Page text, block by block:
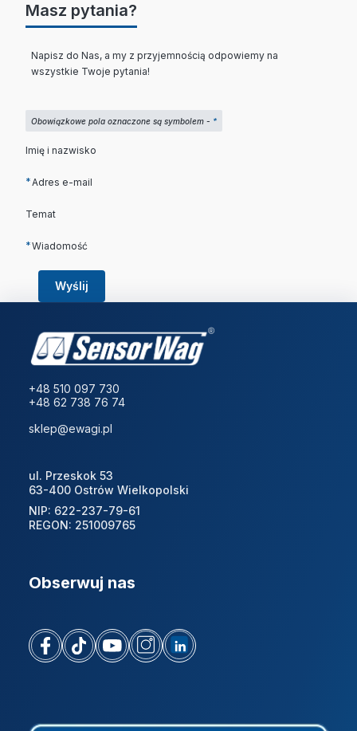
Masz pytania?
Napisz do Nas, a my z przyjemnością odpowiemy na
wszystkie Twoje pytania!
Obowiązkowe pola oznaczone są symbolem - *
Imię i nazwisko
*Adres e-mail
Temat
*Wiadomość
Wyślij
+48 510 097 730
+48 62 738 76 74
sklep@ewagi.pl
ul. Przeskok 53
63-400 Ostrów Wielkopolski
NIP: 622-237-79-61
REGON: 251009765
Obserwuj nas